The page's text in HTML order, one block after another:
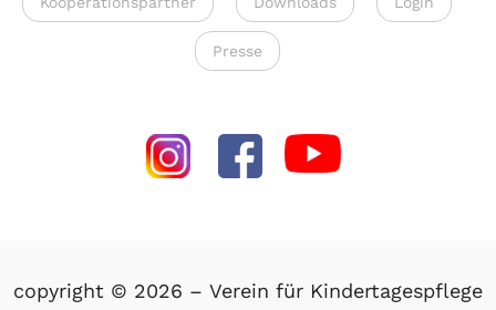
Presse
copyright © 2026 – Verein für Kindertagespflege